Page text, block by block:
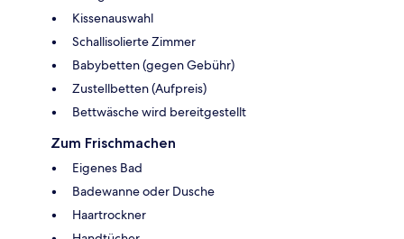
Kissenauswahl
Schallisolierte Zimmer
Babybetten (gegen Gebühr)
Zustellbetten (Aufpreis)
Bettwäsche wird bereitgestellt
Zum Frischmachen
Eigenes Bad
Badewanne oder Dusche
Haartrockner